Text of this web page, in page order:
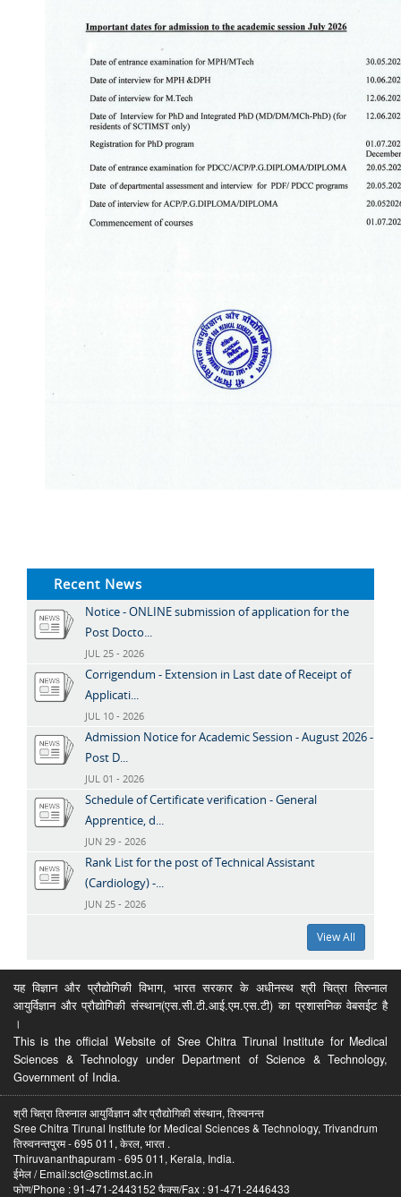
Recent News
Notice - ONLINE submission of application for the
Post Docto...
JUL 25 - 2026
Corrigendum - Extension in Last date of Receipt of
Applicati...
JUL 10 - 2026
Admission Notice for Academic Session - August 2026 -
Post D...
JUL 01 - 2026
Schedule of Certificate verification - General
Apprentice, d...
JUN 29 - 2026
Rank List for the post of Technical Assistant
(Cardiology) -...
JUN 25 - 2026
View All
यह विज्ञान और प्रौद्योगिकी विभाग, भारत सरकार के अधीनस्थ श्री चित्रा तिरुनाल
आयुर्विज्ञान और प्रौद्योगिकी संस्थान(एस.सी.टी.आई.एम.एस.टी) का प्रशासनिक वेबसईट है
।
This is the official Website of Sree Chitra Tirunal Institute for Medical
Sciences & Technology under Department of Science & Technology,
Government of India.
श्री चित्रा तिरुनाल आयुर्विज्ञान और प्रौद्योगिकी संस्थान, तिरुवनन्त
Sree Chitra Tirunal Institute for Medical Sciences & Technology, Trivandrum
तिरुवनन्तपुरम - 695 011, केरल, भारत .
Thiruvananthapuram - 695 011, Kerala, India.
ईमेल / Email:sct@sctimst.ac.in
फोण/Phone : 91-471-2443152 फैक्स/Fax : 91-471-2446433